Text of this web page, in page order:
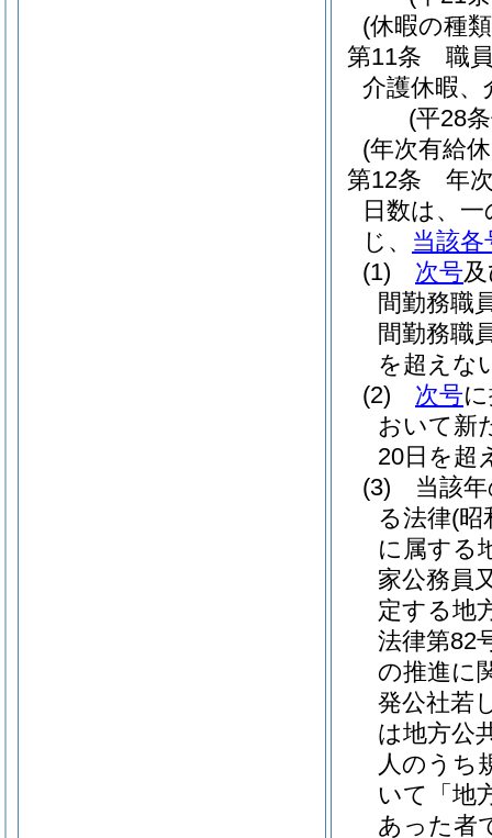
(休暇の種
第11条
職
介護休暇、
(平28
(年次有給
第12条
年
日数は、
じ、 当該各
(1)
次号
間勤務職
間勤務職
を超えな
(2)
次号
おいて新
20日を超
(3)
当該
る法律(昭
に属する
家公務員
定する地
法律第82
の推進に
発公社若
は地方公
人のうち
いて「地
あった者